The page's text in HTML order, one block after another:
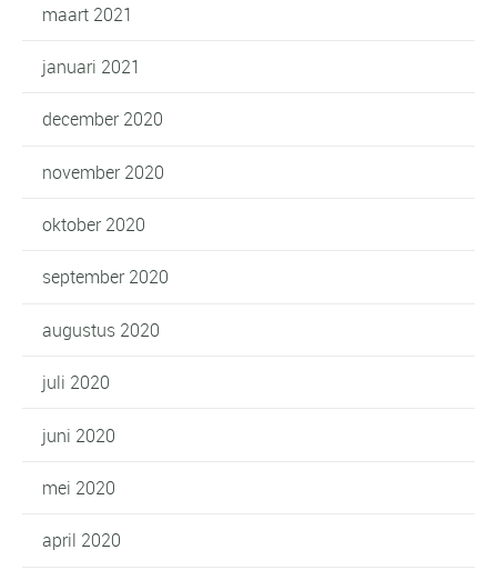
maart 2021
januari 2021
december 2020
november 2020
oktober 2020
september 2020
augustus 2020
juli 2020
juni 2020
mei 2020
april 2020